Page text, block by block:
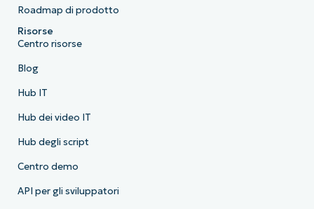
Roadmap di prodotto
Risorse
Centro risorse
Blog
Hub IT
Hub dei video IT
Hub degli script
Centro demo
API per gli sviluppatori